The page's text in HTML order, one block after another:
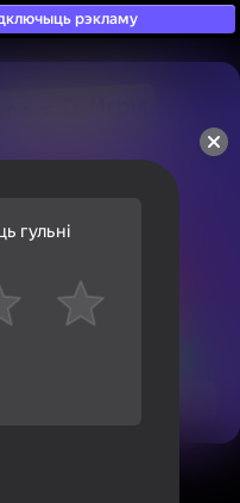
рэкламу
гульняў, у якія
нават тыя, хто
гульні